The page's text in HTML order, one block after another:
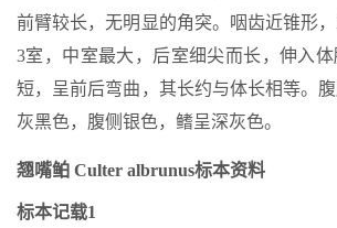
前臂较长，无明显的角突。咽齿近锥形
3室，中室最大，后室细尖而长，伸入
短，呈前后弯曲，其长约与体长相等。
灰黑色，腹侧银色，鳍呈深灰色。
翘嘴鲌 Culter albrunus标本资料
标本记载1